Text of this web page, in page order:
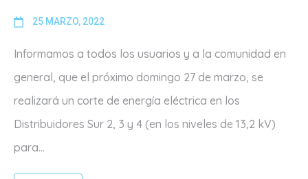
25 MARZO, 2022
Informamos a todos los usuarios y a la comunidad en
general, que el próximo domingo 27 de marzo, se
realizará un corte de energía eléctrica en los
Distribuidores Sur 2, 3 y 4 (en los niveles de 13,2 kV)
para...